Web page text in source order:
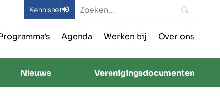
Kennisnet
Agenda Werken bij Over ons
Nieuws Verenigingsdocumenten